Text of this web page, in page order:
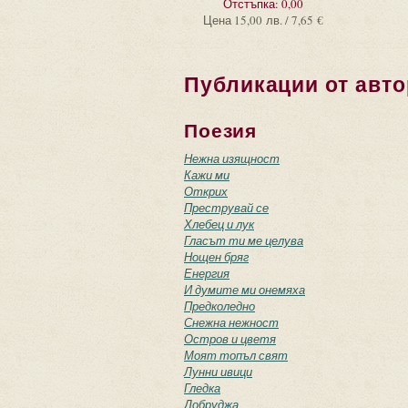
Отстъпка: 0,00
Цена 15,00 лв. / 7,65 €
Публикации от
Поезия
Нежна изящност
Кажи ми
Открих
Преструвай се
Хлебец и лук
Гласът ти ме целува
Нощен бряг
Енергия
И думите ми онемяха
Предколедно
Снежна нежност
Остров и цветя
Моят топъл свят
Лунни ивици
Гледка
Добруджа